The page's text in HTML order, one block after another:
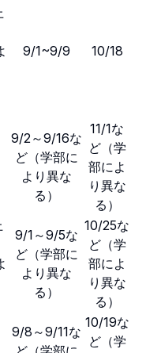
9/1~9/9 10/18
9/2～9/16な
ど（学部に
より異な
る）
11/1な
ど（学
部によ
り異な
る）
9/1～9/5な
ど（学部に
より異な
る）
10/25な
ど（学
部によ
り異な
る）
9/8～9/11な
10/19な
ど（学